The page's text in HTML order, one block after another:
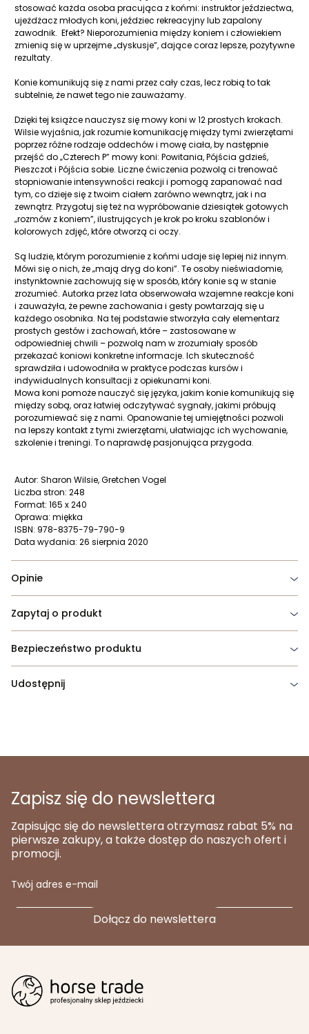
stosować każda osoba pracująca z końmi: instruktor jeździectwa,
ujeżdżacz młodych koni, jeździec rekreacyjny lub zapalony
zawodnik. Efekt? Nieporozumienia między koniem i człowiekiem
zmienią się w uprzejme „dyskusje”, dające coraz lepsze, pozytywne
rezultaty.
Konie komunikują się z nami przez cały czas, lecz robią to tak
subtelnie, że nawet tego nie zauważamy.
Dzięki tej książce nauczysz się mowy koni w 12 prostych krokach.
Wilsie wyjaśnia, jak rozumie komunikację między tymi zwierzętami
poprzez różne rodzaje oddechów i mowę ciała, by następnie
przejść do „Czterech P” mowy koni: Powitania, Pójścia gdzieś,
Pieszczot i Pójścia sobie. Liczne ćwiczenia pozwolą ci trenować
stopniowanie intensywności reakcji i pomogą zapanować nad
tym, co dzieje się z twoim ciałem zarówno wewnątrz, jak i na
zewnątrz. Przygotuj się też na wypróbowanie dziesiątek gotowych
„rozmów z koniem”, ilustrujących je krok po kroku szablonów i
kolorowych zdjęć, które otworzą ci oczy.
Są ludzie, którym porozumienie z końmi udaje się lepiej niż innym.
Mówi się o nich, że „mają dryg do koni”. Te osoby nieświadomie,
instynktownie zachowują się w sposób, który konie są w stanie
zrozumieć. Autorka przez lata obserwowała wzajemne reakcje koni
i zauważyła, że pewne zachowania i gesty powtarzają się u
każdego osobnika. Na tej podstawie stworzyła cały elementarz
prostych gestów i zachowań, które – zastosowane w
odpowiedniej chwili – pozwolą nam w zrozumiały sposób
przekazać koniowi konkretne informacje. Ich skuteczność
sprawdziła i udowodniła w praktyce podczas kursów i
indywidualnych konsultacji z opiekunami koni.
Mowa koni pomoże nauczyć się języka, jakim konie komunikują się
między sobą, oraz łatwiej odczytywać sygnały, jakimi próbują
porozumiewać się z nami. Opanowanie tej umiejętności pozwoli
na lepszy kontakt z tymi zwierzętami, ułatwiając ich wychowanie,
szkolenie i treningi. To naprawdę pasjonująca przygoda.
Autor: Sharon Wilsie, Gretchen Vogel
Liczba stron: 248
Format: 165 x 240
Oprawa: miękka
ISBN: 978-8375-79-790-9
Data wydania: 26 sierpnia 2020
Opinie
Zapytaj o produkt
Bezpieczeństwo produktu
Udostępnij
Zapisz się do newslettera
Zapisując się do newslettera otrzymasz rabat 5% na
pierwsze zakupy, a także dostęp do naszych ofert i
promocji.
Twój adres e-mail